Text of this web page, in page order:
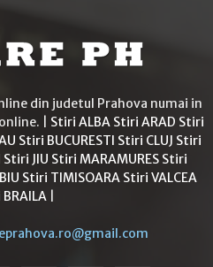
din judetul Prahova numai in
| Stiri ALBA Stiri ARAD Stiri
Stiri BUCURESTI Stiri CLUJ Stiri
Stiri JIU Stiri MARAMURES Stiri
Stiri TIMISOARA Stiri VALCEA